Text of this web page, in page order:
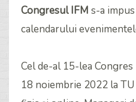
Congresul IFM s-a
calendarului
Cel de-al 15-lea
18 noiembrie 2022 la